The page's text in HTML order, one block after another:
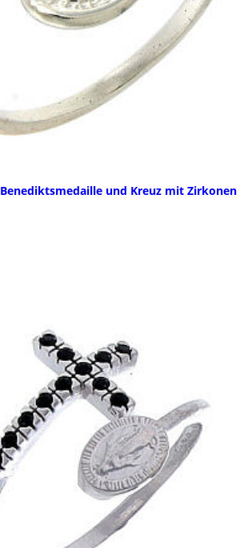
Benediktsmedaille und Kreuz mit Zirkonen